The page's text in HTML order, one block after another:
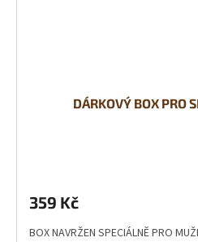
DÁRKOVÝ BOX PRO
359 Kč
BOX NAVRŽEN SPECIÁLNĚ PRO